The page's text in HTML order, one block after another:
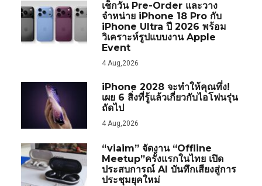
เช็กวัน Pre-Order และวาง
จำหน่าย iPhone 18 Pro กับ
iPhone Ultra ปี 2026 พร้อม
วิเคราะห์รูปแบบงาน Apple
Event
4 Aug,2026
iPhone 2028 จะทำให้คุณทึ่ง!
เผย 6 สิ่งที่รู้แล้วเกี่ยวกับไอโฟนรุ่น
ถัดไป
4 Aug,2026
“viaim” จัดงาน “Offline
Meetup”ครั้งแรกในไทย เปิด
ประสบการณ์ AI บันทึกเสียงสู่การ
ประชุมยุคใหม่